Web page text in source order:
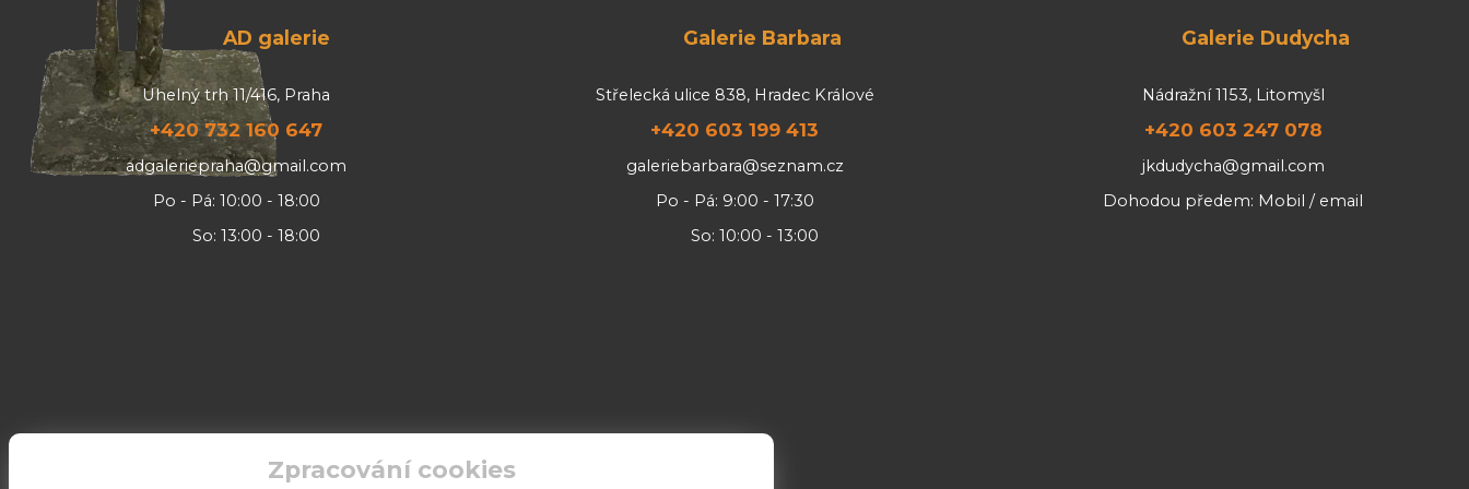
AD galerie
Uhelný trh 11/416, Praha
+420 732 160 647
adgaleriepraha@gmail.com
Po - Pá: 10:00 - 18:00
So: 13:00 - 18:00
Galerie Barbara
Střelecká ulice 838, Hradec Králové
+420 603 199 413
galeriebarbara@seznam.cz
Po - Pá: 9:00 - 17:30
So: 10:00 - 13:00
Galerie Dudycha
Nádražní 1153, Litomyšl
+420 603 247 078
jkdudycha@gmail.com
Dohodou předem: Mobil / email
Zpracování cookies